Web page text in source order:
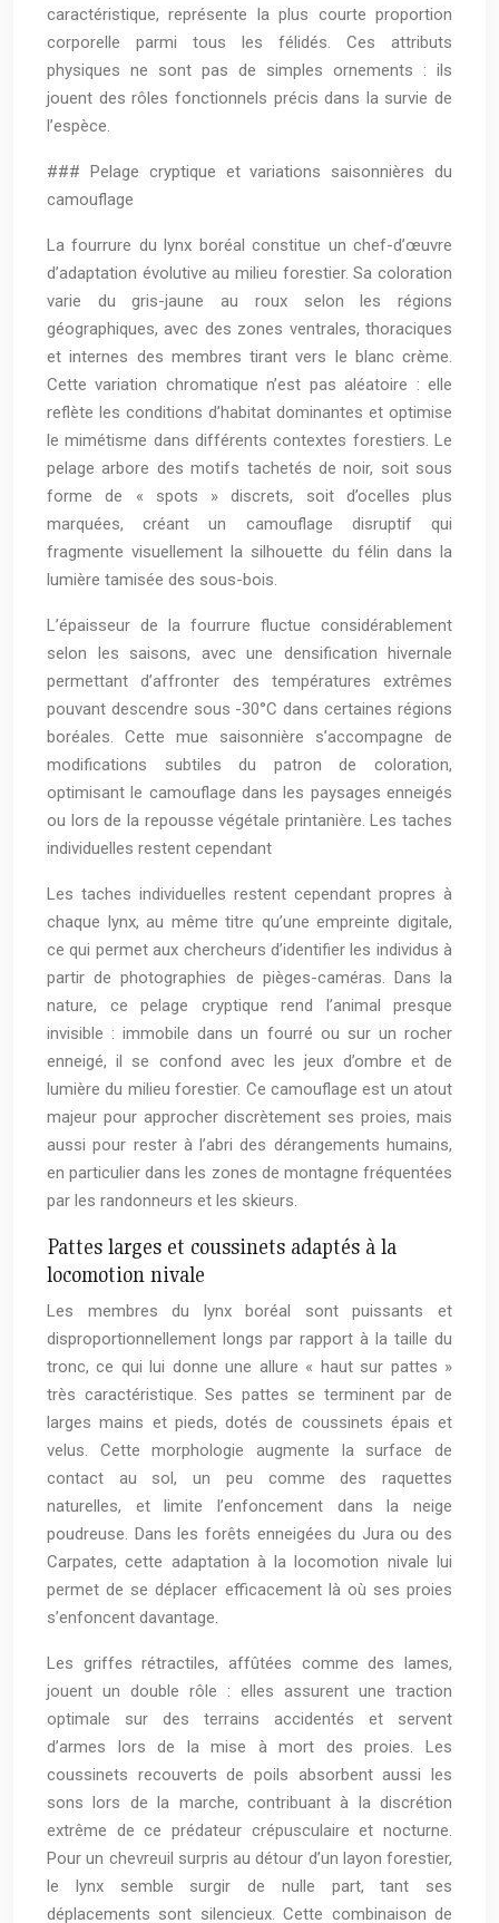
caractéristique, représente la plus courte proportion
corporelle parmi tous les félidés. Ces attributs
physiques ne sont pas de simples ornements : ils
jouent des rôles fonctionnels précis dans la survie de
l’espèce.
### Pelage cryptique et variations saisonnières du
camouflage
La fourrure du lynx boréal constitue un chef-d’œuvre
d’adaptation évolutive au milieu forestier. Sa coloration
varie du gris-jaune au roux selon les régions
géographiques, avec des zones ventrales, thoraciques
et internes des membres tirant vers le blanc crème.
Cette variation chromatique n’est pas aléatoire : elle
reflète les conditions d’habitat dominantes et optimise
le mimétisme dans différents contextes forestiers. Le
pelage arbore des motifs tachetés de noir, soit sous
forme de « spots » discrets, soit d’ocelles plus
marquées, créant un camouflage disruptif qui
fragmente visuellement la silhouette du félin dans la
lumière tamisée des sous-bois.
L’épaisseur de la fourrure fluctue considérablement
selon les saisons, avec une densification hivernale
permettant d’affronter des températures extrêmes
pouvant descendre sous -30°C dans certaines régions
boréales. Cette mue saisonnière s’accompagne de
modifications subtiles du patron de coloration,
optimisant le camouflage dans les paysages enneigés
ou lors de la repousse végétale printanière. Les taches
individuelles restent cependant
Les taches individuelles restent cependant propres à
chaque lynx, au même titre qu’une empreinte digitale,
ce qui permet aux chercheurs d’identifier les individus à
partir de photographies de pièges-caméras. Dans la
nature, ce pelage cryptique rend l’animal presque
invisible : immobile dans un fourré ou sur un rocher
enneigé, il se confond avec les jeux d’ombre et de
lumière du milieu forestier. Ce camouflage est un atout
majeur pour approcher discrètement ses proies, mais
aussi pour rester à l’abri des dérangements humains,
en particulier dans les zones de montagne fréquentées
par les randonneurs et les skieurs.
Pattes larges et coussinets adaptés à la
locomotion nivale
Les membres du lynx boréal sont puissants et
disproportionnellement longs par rapport à la taille du
tronc, ce qui lui donne une allure « haut sur pattes »
très caractéristique. Ses pattes se terminent par de
larges mains et pieds, dotés de coussinets épais et
velus. Cette morphologie augmente la surface de
contact au sol, un peu comme des raquettes
naturelles, et limite l’enfoncement dans la neige
poudreuse. Dans les forêts enneigées du Jura ou des
Carpates, cette adaptation à la locomotion nivale lui
permet de se déplacer efficacement là où ses proies
s’enfoncent davantage.
Les griffes rétractiles, affûtées comme des lames,
jouent un double rôle : elles assurent une traction
optimale sur des terrains accidentés et servent
d’armes lors de la mise à mort des proies. Les
coussinets recouverts de poils absorbent aussi les
sons lors de la marche, contribuant à la discrétion
extrême de ce prédateur crépusculaire et nocturne.
Pour un chevreuil surpris au détour d’un layon forestier,
le lynx semble surgir de nulle part, tant ses
déplacements sont silencieux. Cette combinaison de